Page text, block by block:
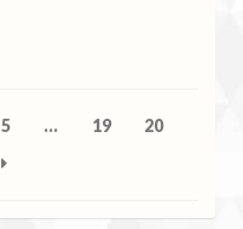
5 … 19
20